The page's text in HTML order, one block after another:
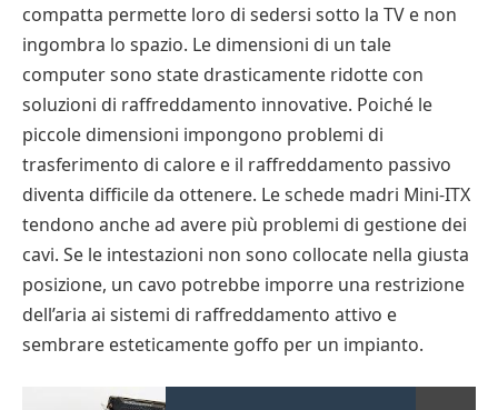
compatta permette loro di sedersi sotto la TV e non
ingombra lo spazio. Le dimensioni di un tale
computer sono state drasticamente ridotte con
soluzioni di raffreddamento innovative. Poiché le
piccole dimensioni impongono problemi di
trasferimento di calore e il raffreddamento passivo
diventa difficile da ottenere. Le schede madri Mini-ITX
tendono anche ad avere più problemi di gestione dei
cavi. Se le intestazioni non sono collocate nella giusta
posizione, un cavo potrebbe imporre una restrizione
dell’aria ai sistemi di raffreddamento attivo e
sembrare esteticamente goffo per un impianto.